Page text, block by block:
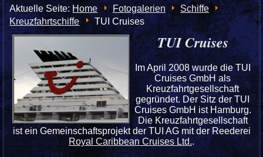
Aktuelle Seite:Home Fotogalerien
Schiffe
Kreuzfahrtschiffe
TUI Cruises
TUI Cruises
Im April 2008 wurde die TUI
Cruises GmbH als
Kreuzfahrtgesellschaft
gegründet. Der Sitz der TUI
Cruises GmbH ist Hamburg.
Die Kreuzfahrtgesellschaft
ist ein Gemeinschaftsprojekt der TUI AG mit der Reederei
Royal Caribbean Cruises Ltd..